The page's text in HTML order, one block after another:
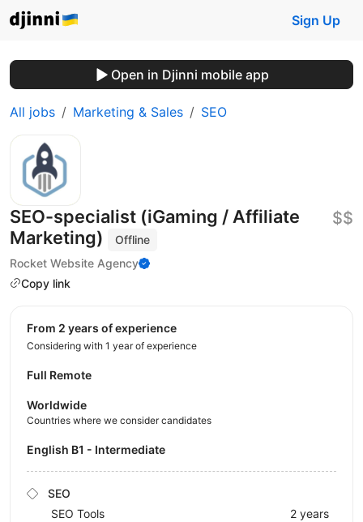
Sign Up
Open in Djinni mobile app
All jobs Marketing & Sales SEO
SEO-specialist (iGaming / Affiliate
Marketing)
Offline
Rocket Website Agency
Copy link
$$
from 2 years of experience
Considering with 1 year of experience
Full Remote
Worldwide
Countries where we consider candidates
English B1 - Intermediate
SEO
SEO Tools
2 years